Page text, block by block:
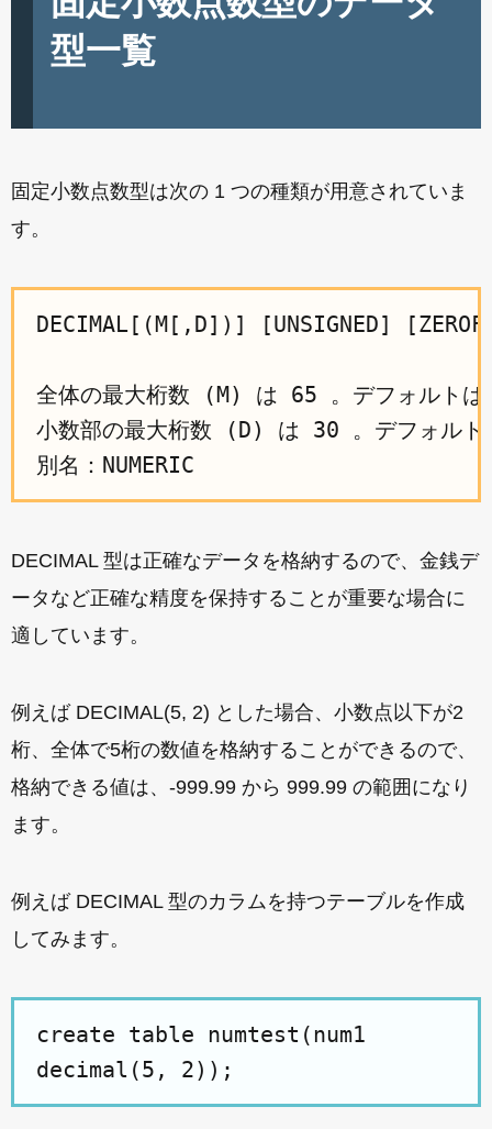
型一覧
固定小数点数型は次の 1 つの種類が用意されていま
す。
DECIMAL[(M[,D])] [UNSIGNED]
全体の最大桁数 (M) は 65 。デフォルト
小数部の最大桁数 (D) は 30 。デフォルト
DECIMAL 型は正確なデータを格納するので、金銭デ
ータなど正確な精度を保持することが重要な場合に
適しています。
例えば DECIMAL(5, 2) とした場合、小数点以下が2
桁、全体で5桁の数値を格納することができるので、
格納できる値は、-999.99 から 999.99 の範囲になり
ます。
例えば DECIMAL 型のカラムを持つテーブルを作成
してみます。
create table numtest(num1
decimal(5, 2));